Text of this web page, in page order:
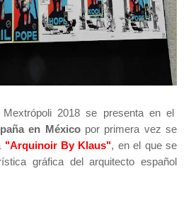
2018 se presenta en el
en Méxicopor primera vez se
"Arquinoir By Klaus", en el que se
gráfica del arquitecto español